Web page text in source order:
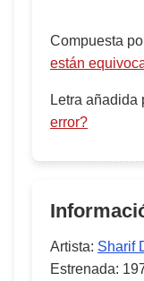
Compuesta
están
Letra añadida
error?
Artista: Sharif
Estrenada: